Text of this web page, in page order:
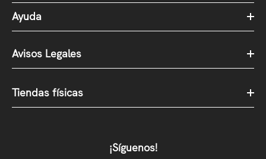
Ayuda
Avisos Legales
Tiendas físicas
¡Síguenos!